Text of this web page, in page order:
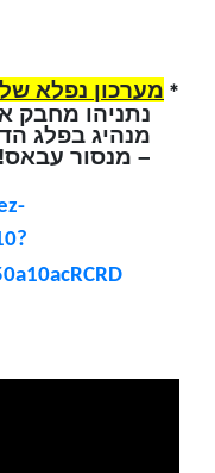
* מערכון נפלא
נתניהו מחבק
מנהיג בפלג
– מנסור עבאס!